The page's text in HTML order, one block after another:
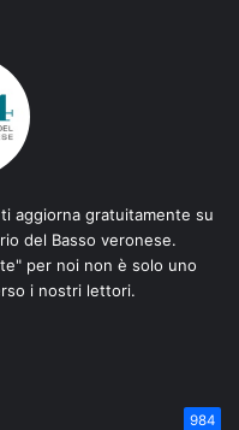
aggiorna gratuitamente su
del Basso veronese.
per noi non è solo uno
i nostri lettori.
984